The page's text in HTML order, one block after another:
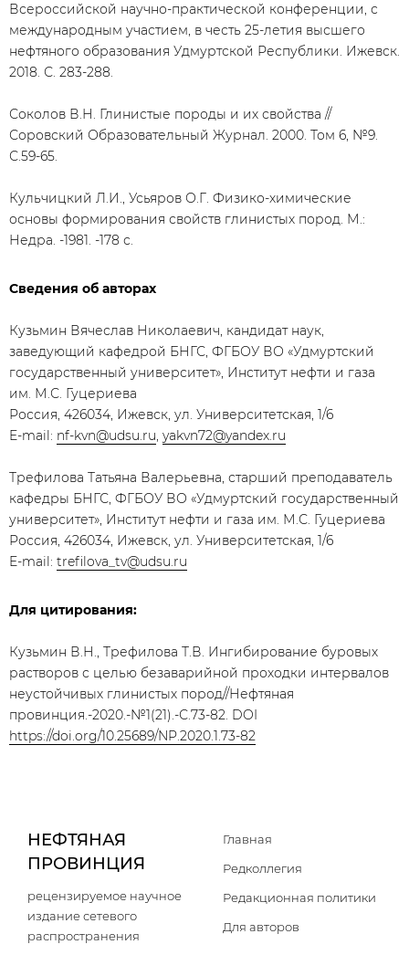
Всероссийской научно-практической конференции, с
международным участием, в честь 25-летия высшего
нефтяного образования Удмуртской Республики. Ижевск.
2018. С. 283-288.
Соколов В.Н. Глинистые породы и их свойства //
Соровский Образовательный Журнал. 2000. Том 6, №9.
С.59-65.
Кульчицкий Л.И., Усьяров О.Г. Физико-химические
основы формирования свойств глинистых пород. М.:
Недра. -1981. -178 с.
Сведения об авторах
Кузьмин Вячеслав Николаевич, кандидат наук,
заведующий кафедрой БНГС, ФГБОУ ВО «Удмуртский
государственный университет», Институт нефти и газа
им. М.С. Гуцериева
Россия, 426034, Ижевск, ул. Университетская, 1/6
E-mail: nf-kvn@udsu.ru, yakvn72@yandex.ru
Трефилова Татьяна Валерьевна, старший преподаватель
кафедры БНГС, ФГБОУ ВО «Удмуртский государственный
университет», Институт нефти и газа им. М.С. Гуцериева
Россия, 426034, Ижевск, ул. Университетская, 1/6
E-mail: trefilova_tv@udsu.ru
Для цитирования:
Кузьмин В.Н., Трефилова Т.В. Ингибирование буровых
растворов с целью безаварийной проходки интервалов
неустойчивых глинистых пород//Нефтяная
провинция.-2020.-№1(21).-С.73-82. DOI
https://doi.org/10.25689/NP.2020.1.73-82
НЕФТЯНАЯ
ПРОВИНЦИЯ
рецензируемое научное
издание сетевого
распространения
Главная
Редколлегия
Редакционная политики
Для авторов